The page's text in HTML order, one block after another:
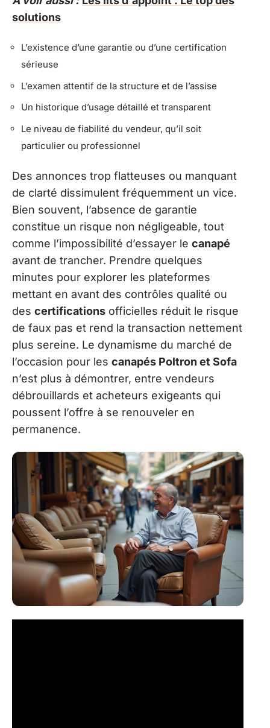
solutions
L’existence d’une garantie ou d’une certification
sérieuse
L’examen attentif de la structure et de l’assise
Un historique d’usage détaillé et transparent
Le niveau de fiabilité du vendeur, qu’il soit
particulier ou professionnel
Des annonces trop flatteuses ou manquant
de clarté dissimulent fréquemment un vice.
Bien souvent, l’absence de garantie
constitue un risque non négligeable, tout
comme l’impossibilité d’essayer le canapé
avant de trancher. Prendre quelques
minutes pour explorer les plateformes
mettant en avant des contrôles qualité ou
des certifications officielles réduit le risque
de faux pas et rend la transaction nettement
plus sereine. Le dynamisme du marché de
l’occasion pour les canapés Poltron et Sofa
n’est plus à démontrer, entre vendeurs
débrouillards et acheteurs exigeants qui
poussent l’offre à se renouveler en
permanence.